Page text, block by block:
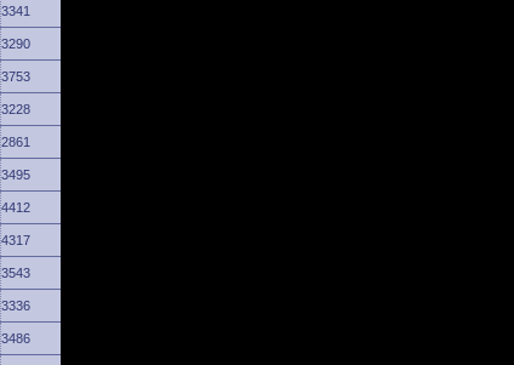
3341
3290
3753
3228
2861
3495
4412
4317
3543
3336
3486